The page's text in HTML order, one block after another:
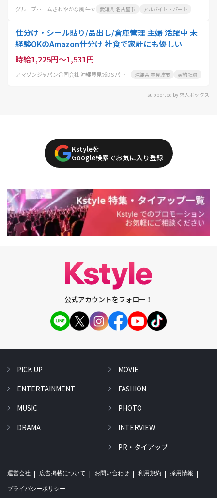
グループホームさわやかな風 牛立 愛知県 名古屋市 アルバイト・パート
仕分け・シール貼り/品出し/倉庫管理 主婦 活躍中 未
経験OKのAmazon仕分け 社食で家計にも優しい
時給1,225円～1,531円
アマゾンジャパン合同会社 沖縄豊見城DS パートタイム 沖縄県 豊見城市 契約社員
supported by 求人ボックス
Kstyleを
Google検索でお気に入り登録
公式アカウントをフォロー！
PICK UP
ENTERTAINMENT
MUSIC
DRAMA
MOVIE
FASHION
PHOTO
INTERVIEW
PR・タイアップ
運営会社 広告掲載について お問い合わせ 利用規約 採用情報
プライバシーポリシー